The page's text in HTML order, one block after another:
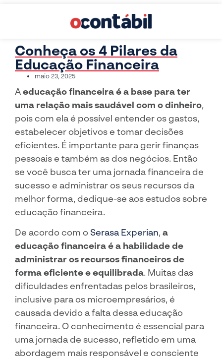
Conheça os 4 Pilares da
Educação Financeira
maio 23, 2025
Aeducação financeira é a base para ter
uma relação mais saudável com o dinheiro,
pois com ela é possível entender os gastos,
estabelecer objetivos e tomar decisões
eficientes. É importante para gerir finanças
pessoais e também as dos negócios. Então
se você busca ter uma jornada financeira de
sucesso e administrar os seus recursos da
melhor forma, dedique-se aos estudos sobre
educação financeira.
De acordo com o Serasa Experian,a
educação financeira é a habilidade de
administrar os recursos financeiros de
forma eficiente e equilibrada. Muitas das
dificuldades enfrentadas pelos brasileiros,
inclusive para os microempresários, é
causada devido a falta dessa educação
financeira. O conhecimento é essencial para
uma jornada de sucesso, refletido em uma
abordagem mais responsável e consciente